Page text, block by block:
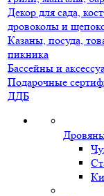
Декор для сада,
дровоколы и
Казаны, посуда,
пикника
Бассейны и
Подарочные
ДДБ